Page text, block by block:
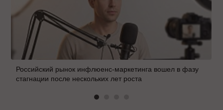
Российский рынок инфлюенс-маркетинга вошел в фазу
стагнации после нескольких лет роста